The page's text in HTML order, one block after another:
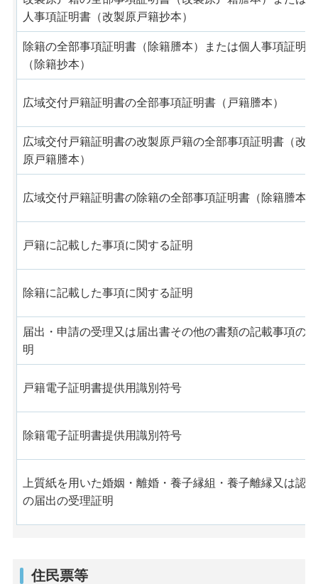
人事項証明書（改製原戸籍抄本）
除籍の全部事項証明書（除籍謄本）または個人事項証明書
（除籍抄本）
広域交付戸籍証明書の全部事項証明書（戸籍謄本）
広域交付戸籍証明書の改製原戸籍の全部事項証明書（改製
原戸籍謄本）
広域交付戸籍証明書の除籍の全部事項証明書（除籍謄本）
戸籍に記載した事項に関する証明
除籍に記載した事項に関する証明
届出・申請の受理又は届出書その他の書類の記載事項の証
明
戸籍電子証明書提供用識別符号
除籍電子証明書提供用識別符号
上質紙を用いた婚姻・離婚・養子縁組・養子離縁又は認知
の届出の受理証明
住民票等